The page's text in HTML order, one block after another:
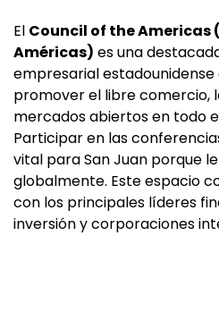
El Council of the Americas
Américas) es una
empresarial
promover el libre comercio,
mercados abiertos en todo
Participar en las
vital para San Juan porque
globalmente. Este espacio
con los principales líderes
inversión y corporaciones